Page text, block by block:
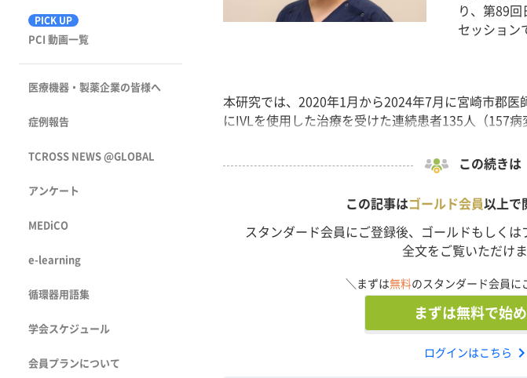
PICK UP
PCI 動画一覧
医療機器・製薬企業の皆様へ
症例報告
TCROSS NEWS @GLOBAL
アンケート
MEDiCO
e-learning
循環器用語集
学会スケジュール
会員プランについて
り、第89
セッション
本研究では、2020年1月から2024年7月に宮崎市郡医
にIVLを使用した治療を受けた連続患者135人（157病
この続きは
この記事はゴールド会員以上で
スタンダード会員にご登録後、ゴールドもしく
全文をご覧いただけま
＼まずは無料のスタンダード会員に
まずは無料で始
ログインはこちら chevron_right